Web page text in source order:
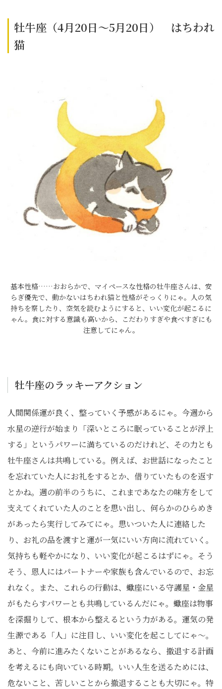
牡牛座（4月20日～5月20日） はちわれ
猫
基本性格……おおらかで、マイペースな性格の牡牛座さんは、安
らぎ優先で、動かないはちわれ猫と性格がそっくりにゃ。人の気
持ちを察したり、空気を読むようにすると、いい変化が起こるに
ゃん。食に対する意識も高いから、こだわりすぎや食べすぎにも
注意してにゃん。
牡牛座のラッキーアクション
人間関係運が良く、整っていく予感があるにゃ。今週から
水星の逆行が始まり「深いところに眠っていることが浮上
する」というパワーに満ちているのだけれど、その力とも
牡牛座さんは共鳴している。例えば、お世話になったこと
を忘れていた人にお礼をするとか、借りていたものを返す
とかね。週の前半のうちに、これまであなたの味方をして
支えてくれていた人のことを思い出し、何らかのひらめき
があったら実行してみてにゃ。思いついた人に連絡した
り、お礼の品を渡すと運が一気にいい方向に流れていく。
気持ちも軽やかになり、いい変化が起こるはずにゃ。そう
そう、恩人にはパートナーや家族も含んでいるので、お忘
れなく。また、これらの行動は、蠍座にいる守護星・金星
がもたらすパワーとも共鳴しているんだにゃ。蠍座は物事
を深掘りして、根本から整えるという力がある。運気の発
生源である「人」に注目し、いい変化を起こしてにゃ〜。
あと、今前に進みたくないことがあるなら、撤退する計画
を考えるにも向いている時期。いい人生を送るためには、
危ないこと、苦しいことから撤退することも大切にゃ。特